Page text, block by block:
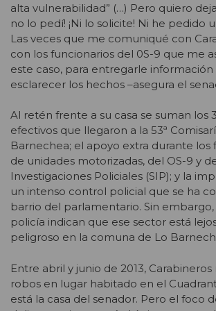
alta vulnerabilidad” (…) Pero quiero
no lo pedí! ¡Ni lo solicite! Ni he pedido
Las veces que me comuniqué con
con los funcionarios del 0S-9 que me
este caso, para entregarle
esclarecer los hechos –asegura el
Al retén frente a su casa se suman los
efectivos que llegaron a la 53ª
Barnechea; el apoyo extra durante los
de unidades motorizadas, del OS-9 y
Investigaciones Policiales (SIP); y la
un intenso control policial que se ha
barrio del parlamentario. Sin embargo,
policía indican que ese sector está
peligroso en la comuna de Lo
Entre abril y junio de 2013, Carabineros
robos en lugar habitado en el
está la casa del senador. Pero el foco